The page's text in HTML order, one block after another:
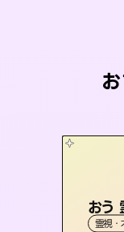
おう
霊視・